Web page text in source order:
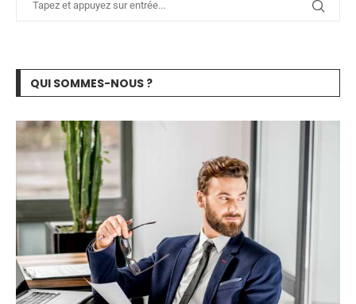
QUI SOMMES-NOUS ?